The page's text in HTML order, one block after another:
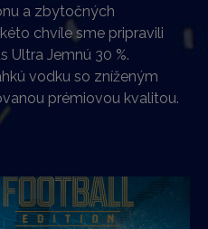
a zbytočných
chvíle sme pripravili
Ultra Jemnú 30 %.
vodku so zníženým
prémiovou kvalitou.